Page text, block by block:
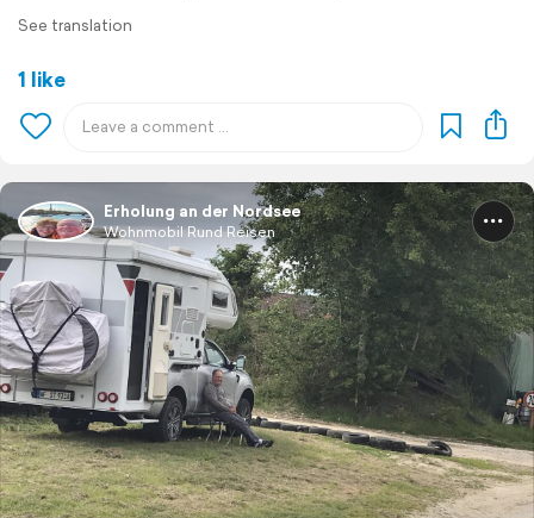
See translation
1 like
Erholung an der Nordsee
Wohnmobil Rund Reisen